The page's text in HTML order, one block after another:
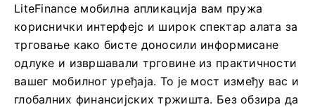
LiteFinance мобилна апликација вам пружа
кориснички интерфејс и широк спектар алата за
трговање како бисте доносили информисане
одлуке и извршавали трговине из практичности
вашег мобилног уређаја. То је мост између вас и
глобалних финансијских тржишта. Без обзира да